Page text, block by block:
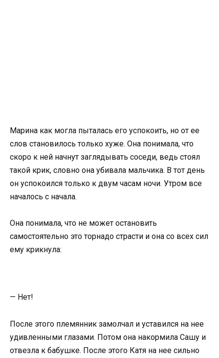
Марина как могла пыталась его успокоить, но от ее
слов становилось только хуже. Она понимала, что
скоро к ней начнут заглядывать соседи, ведь стоял
такой крик, словно она убивала мальчика. В тот день
он успокоился только к двум часам ночи. Утром все
началось с начала.
Она понимала, что не может остановить
самостоятельно это торнадо страсти и она со всех сил
ему крикнула:
— Нет!
После этого племянник замолчал и уставился на нее
удивленными глазами. Потом она накормила Сашу и
отвезла к бабушке. После этого Катя на нее сильно